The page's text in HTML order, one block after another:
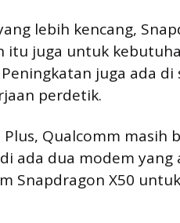
lebih kencang,
itu juga untuk
juga ada
perdetik.
Plus, Qualcomm
ada dua modem
Snapdragon X50